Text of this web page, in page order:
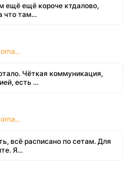
ещё ещё короче ктдалово,
что там...
Чёткая коммуникация,
есть ...
всё расписано по сетам. Для
Я...